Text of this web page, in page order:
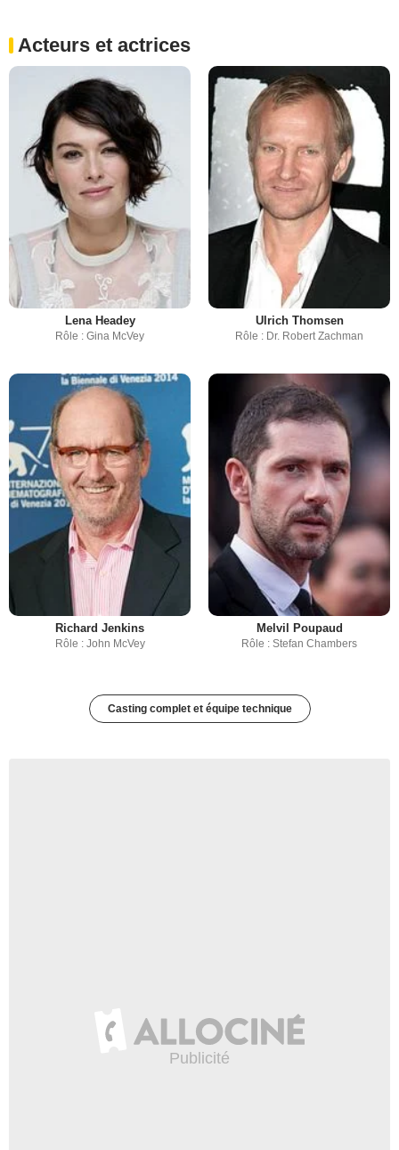
Acteurs et actrices
Lena Headey
Rôle : Gina McVey
Ulrich Thomsen
Rôle : Dr. Robert Zachman
Richard Jenkins
Rôle : John McVey
Melvil Poupaud
Rôle : Stefan Chambers
Casting complet et équipe technique